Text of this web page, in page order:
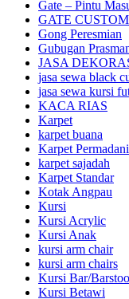
Gate – Pintu
GATE CUSTOM
Gong Peresmian
Gubugan
JASA
jasa sewa black
jasa sewa kursi
KACA RIAS
Karpet
karpet buana
Karpet Permadani
karpet sajadah
Karpet Standar
Kotak Angpau
Kursi
Kursi Acrylic
Kursi Anak
kursi arm chair
kursi arm chairs
Kursi Bar/
Kursi Betawi